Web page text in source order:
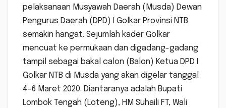
pelaksanaan Musyawah Daerah (Musda) Dewan
Pengurus Daerah (DPD) I Golkar Provinsi NTB
semakin hangat. Sejumlah kader Golkar
mencuat ke permukaan dan digadang-gadang
tampil sebagai bakal calon (Balon) Ketua DPD I
Golkar NTB di Musda yang akan digelar tanggal
4-6 Maret 2020. Diantaranya adalah Bupati
Lombok Tengah (Loteng), HM Suhaili FT, Wali